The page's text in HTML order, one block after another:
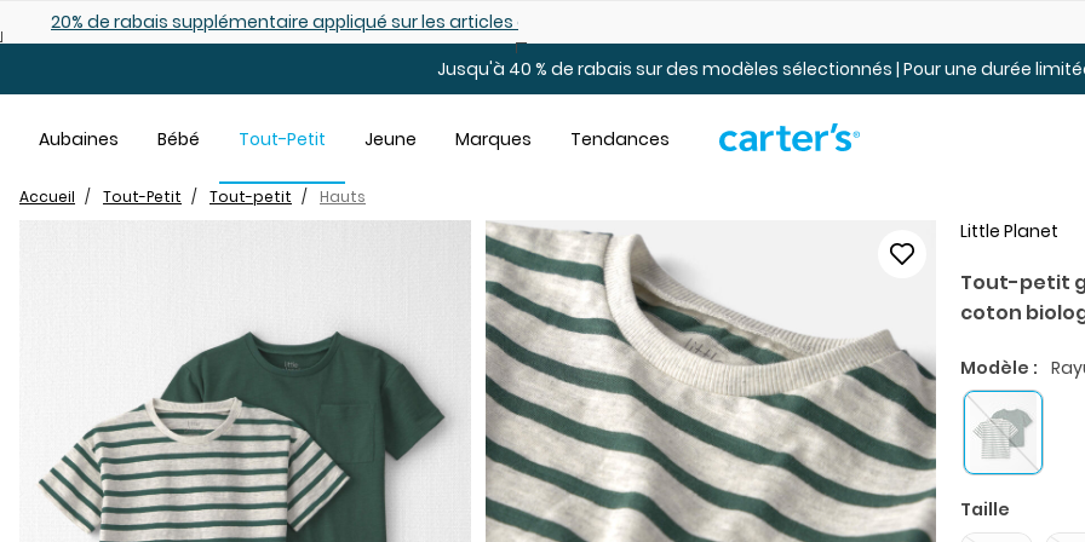
démarqués25% de rabais: modèles pour bébé
Jusqu'à 40 % de rabais sur des modèles sélectionnés | Pour une durée
Aubaines Bébé Tout-Petit Jeune Marques Tendances
Accueil Tout-Petit Tout-petit Hauts
Little Planet
Tout-petit
coton
Modèle :
Taille